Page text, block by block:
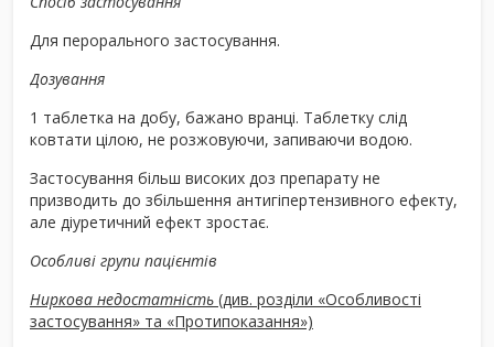
Для перорального застосування.
Дозування
1 таблетка на добу, бажано вранці. Таблетку слід
ковтати цілою, не розжовуючи, запиваючи водою.
Застосування більш високих доз препарату не
призводить до збільшення антигіпертензивного ефекту,
але діуретичний ефект зростає.
Особливі групи пацієнтів
Ниркова недостатність (див. розділи «Особливості
застосування» та «Протипоказання»)